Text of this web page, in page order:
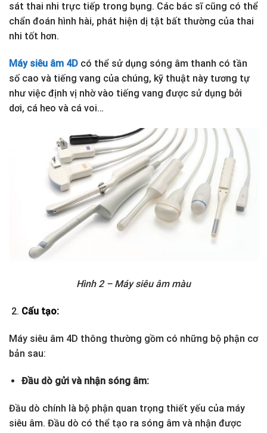
sát thai nhi trực tiếp trong bụng. Các bác sĩ cũng có thể
chẩn đoán hình hài, phát hiện dị tật bất thường của thai
nhi tốt hơn.
Máy siêu âm 4D có thể sử dụng sóng âm thanh có tần
số cao và tiếng vang của chúng, kỹ thuật này tương tự
như việc định vị nhờ vào tiếng vang được sử dụng bởi
dơi, cá heo và cá voi…
Hình 2 – Máy siêu âm màu
Cấu tạo:
Máy siêu âm 4D thông thường gồm có những bộ phận cơ
bản sau:
Đầu dò gửi và nhận sóng âm:
Đầu dò chính là bộ phận quan trọng thiết yếu của máy
siêu âm. Đầu dò có thể tạo ra sóng âm và nhận được